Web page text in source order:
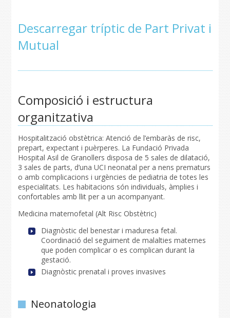
Descarregar tríptic de Part Privat i
Mutual
Composició i estructura
organitzativa
Hospitalització obstètrica: Atenció de l’embaràs de risc,
prepart, expectant i puèrperes. La Fundació Privada
Hospital Asil de Granollers disposa de 5 sales de dilatació,
3 sales de parts, d’una UCI neonatal per a nens prematurs
o amb complicacions i urgències de pediatria de totes les
especialitats. Les habitacions són individuals, àmplies i
confortables amb llit per a un acompanyant.
Medicina maternofetal (Alt Risc Obstètric)
Diagnòstic del benestar i maduresa fetal.
Coordinació del seguiment de malalties maternes
que poden complicar o es complican durant la
gestació.
Diagnòstic prenatal i proves invasives
Neonatologia